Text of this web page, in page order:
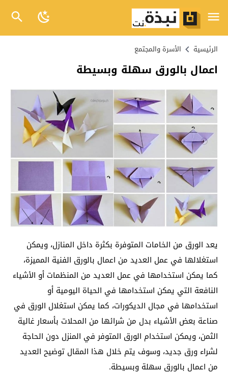
الرئيسية الأسرة والمجتمع
اعمال بالورق سهلة وبسيطة
يعد الورق من الخامات المتوفرة بكثرة داخل المنازل، ويمكن
استغلالها في عمل العديد من اعمال بالورق الفنية المميزة،
كما يمكن استخدامها في عمل العديد من المنظمات أو الأشياء
النافعة التي يمكن استخدامها في الحياة اليومية أو
استخدامها في مجال الديكورات، كما يمكن استغلال الورق في
صناعة بعض الأشياء بدل من شرائها من المحلات بأسعار غالية
الثمن، ويمكن استخدام الورق المتوفر في المنزل دون الحاجة
لشراء ورق جديد، وسوف يتم خلال هذا المقال توضيح العديد
من اعمال بالورق سهلة وبسيطة.